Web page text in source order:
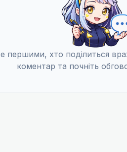
першими, хто поділиться
коментар та почніть